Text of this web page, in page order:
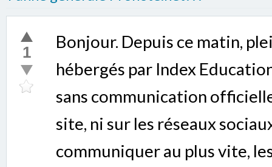
1
Bonjour. Depuis ce matin,
hébergés par Index
sans communication
site, ni sur les réseaux
communiquer au plus vite,